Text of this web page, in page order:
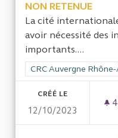
NON RETENUE
La cité
avoir nécessité des
importants....
Filtrer les résultats de
CRC Auvergne
CRÉÉ LE
12/10/2023
4